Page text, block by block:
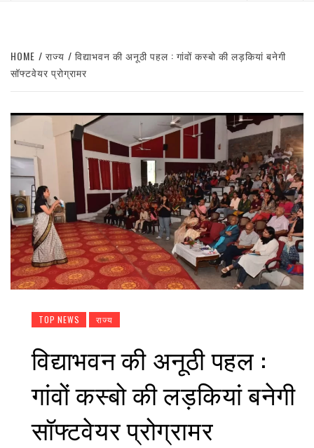
HOME राज्य
विद्याभवन की अनूठी पहल : गांवों कस्बो की लड़कियां बनेगी
सॉफ्टवेयर प्रोग्रामर
TOP NEWS राज्य
विद्याभवन की अनूठी पहल :
गांवों कस्बो की लड़कियां बनेगी
सॉफ्टवेयर प्रोग्रामर